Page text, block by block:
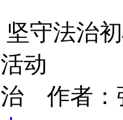
坚守法治
动
作者：